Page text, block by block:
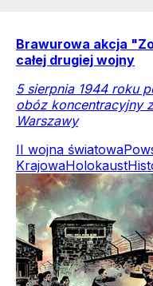
Brawurowa akcja
całej drugiej wojny
5 sierpnia 1944 roku
obóz koncentracyjny
Warszawy
II wojna światowa
KrajowaHolokaust